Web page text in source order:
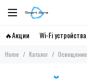
🔥Акции Wi-Fi устройства
Home Каталог Освещение